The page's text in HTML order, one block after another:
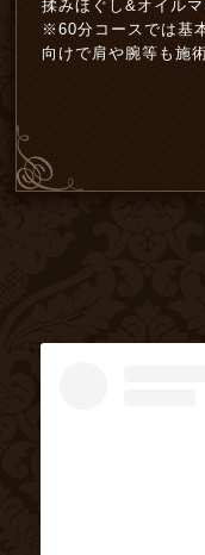
揉みほぐし&オイル
※60分コースでは基
向けで肩や腕等も施